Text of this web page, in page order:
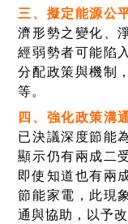
三、 擬定能源公
濟形勢之變化、
經弱勢者可能陷
分配政策與機制
等。
四、 強化政策溝
已決議深度節能
顯示仍有兩成二
即使知道也有兩
節能家電，此現
通與協助，以予改